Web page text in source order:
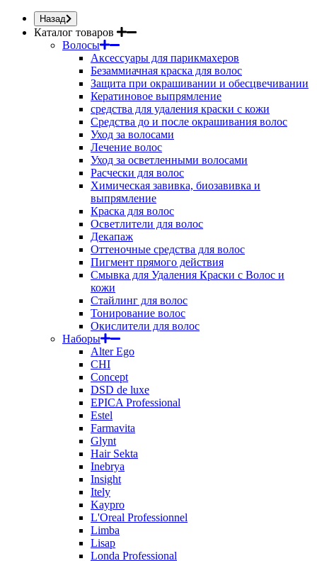
Назад
Каталог товаров
Волосы
Аксессуары для парикмахеров
Безаммиачная краска для волос
Защита при окрашивании и обесцвечивании
Кератиновое выпрямление
средства для удаления краски с кожи
Средства до и после окрашивания волос
Уход за волосами
Лечение волос
Уход за осветленными волосами
Расчески для волос
Химическая завивка, биозавивка и
выпрямление
Краска для волос
Осветлители для волос
Декапаж
Оттеночные средства для волос
Пигмент прямого действия
Смывка для Удаления Краски с Волос и
кожи
Стайлинг для волос
Тонирование волос
Окислители для волос
Наборы
Alter Ego
CHI
Concept
DSD de luxe
EPICA Professional
Estel
Farmavita
Glynt
Hair Sekta
Inebrya
Insight
Itely
Kaypro
L'Oreal Professionnel
Limba
Lisap
Londa Professional